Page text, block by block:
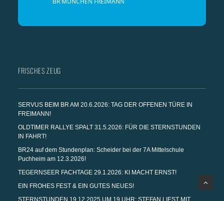
FRISCHES ZEUG
SERVUS BEIM BR AM 20.6.2026: TAG DER OFFENEN TÜRE IN
FREIMANN!
OLDTIMER RALLYE SPALT 31.5.2026: FÜR DIE STERNSTUNDEN
IN FAHRT!
BR24 auf dem Stundenplan: Scheider bei der 7A Mittelschule
Puchheim am 12.3.2026!
TEGERNSEER FACHTAGE 29.1.2026: KI MACHT ERNST!
EIN FROHES FEST & EIN GUTES NEUES!
STERNSTUNDEN 19.12.2025 UM 19 UHR: STEFAN LIEST MIT